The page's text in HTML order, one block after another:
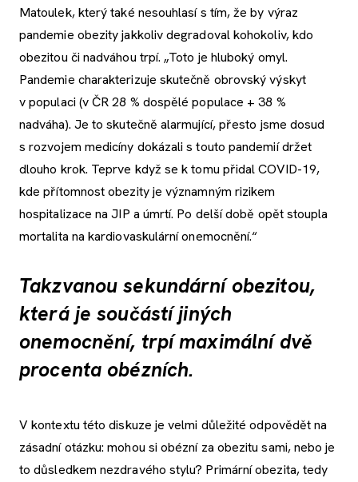
Matoulek, který také nesouhlasí s tím, že by výraz
pandemie obezity jakkoliv degradoval kohokoliv, kdo
obezitou či nadváhou trpí. „Toto je hluboký omyl.
Pandemie charakterizuje skutečně obrovský výskyt
v populaci (v ČR 28 % dospělé populace + 38 %
nadváha). Je to skutečně alarmující, přesto jsme dosud
s rozvojem medicíny dokázali s touto pandemií držet
dlouho krok. Teprve když se k tomu přidal COVID-19,
kde přítomnost obezity je významným rizikem
hospitalizace na JIP a úmrtí. Po delší době opět stoupla
mortalita na kardiovaskulární onemocnění.“
Takzvanou sekundární obezitou,
která je součástí jiných
onemocnění, trpí maximální dvě
procenta obézních.
V kontextu této diskuze je velmi důležité odpovědět na
zásadní otázku: mohou si obézní za obezitu sami, nebo je
to důsledkem nezdravého stylu? Primární obezita, tedy